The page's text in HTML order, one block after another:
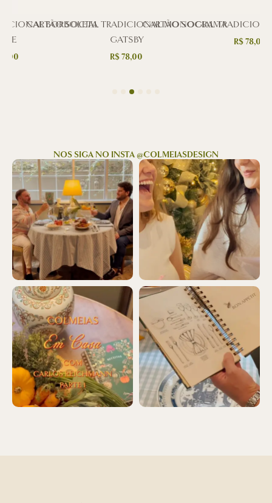
BORBOLETA
CARTÃO SOCIAL TRADICIONAL MONOGRAMA
GATSBY
R$78,00
CARTÃO SOCIAL
R$78,00
NOS SIGA NO INSTA @COLMEIASDESIGN